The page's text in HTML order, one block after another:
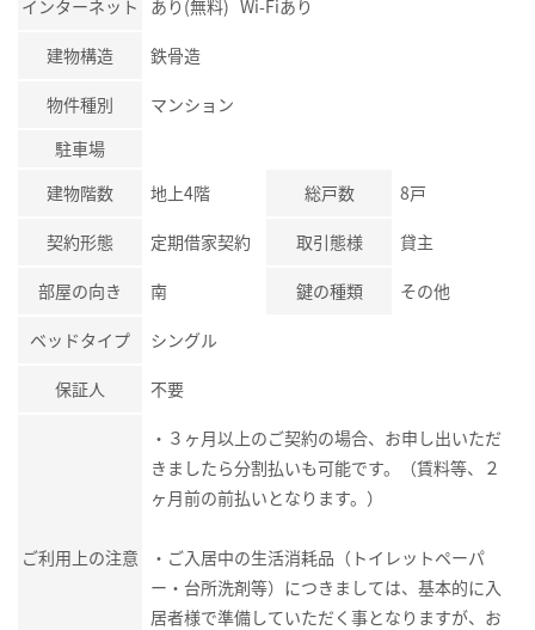
インターネット あり(無料) Wi-Fiあり
建物構造 鉄骨造
物件種別
マンション
駐車場
建物階数
地上4階 総戸数 8戸
契約形態 定期借家契約 取引態様 貸主
部屋の向き 南 鍵の種類 その他
ベッドタイプ シングル
保証人 不要
ご利用上の注意
・３ヶ月以上のご契約の場合、お申し出いただ
きましたら分割払いも可能です。（賃料等、２
ヶ月前の前払いとなります。）
・ご入居中の生活消耗品（トイレットペーパ
ー・台所洗剤等）につきましては、基本的に入
居者様で準備していただく事となりますが、お